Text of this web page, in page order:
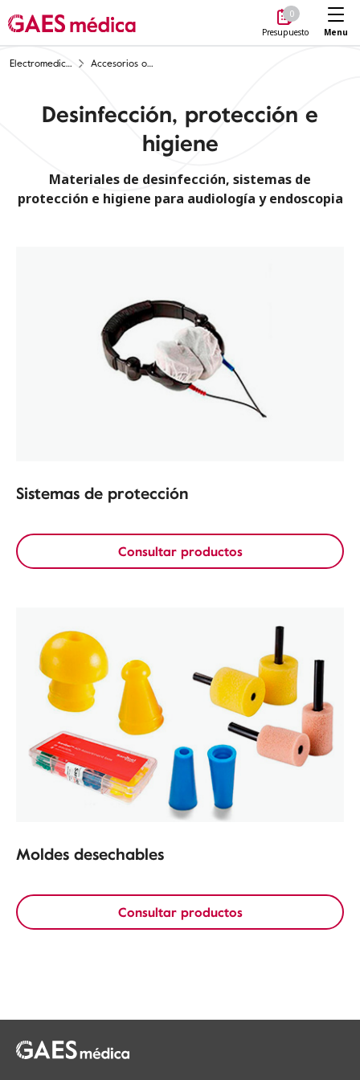
0
Presupuesto Menu
Electromedicina Accesorios opcionales y Consumibles
Desinfección, protección e
higiene
Materiales de desinfección, sistemas de
protección e higiene para audiología y endoscopia
Sistemas de protección
Consultar productos
Moldes desechables
Consultar productos